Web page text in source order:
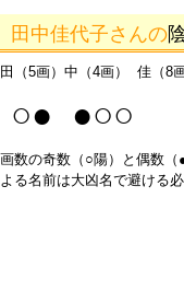
田中佳代子さんの
田（5画）中（4画） 佳（8
○● ●○○
画数の奇数（○陽）と偶数
よる名前は大凶名で避ける